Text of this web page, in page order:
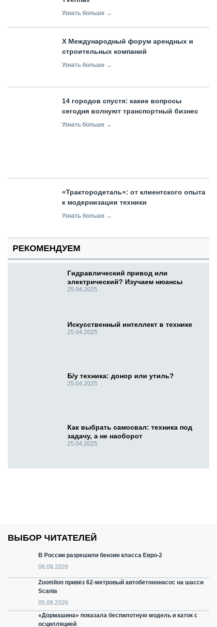
Узнать больше →
X Международный форум арендных и
строительных компаний
Узнать больше →
14 городов спустя: какие вопросы
сегодня волнуют транспортный бизнес
Узнать больше →
«Трактородеталь»: от клиентского опыта
к модернизации техники
Узнать больше →
РЕКОМЕНДУЕМ
Гидравлический привод или
электрический? Изучаем нюансы
25.04.2025
Искусственный интеллект в технике
25.04.2025
Б/у техника: донор или утиль?
25.04.2025
Как выбрать самосвал: техника под
задачу, а не наоборот
25.04.2025
ВЫБОР ЧИТАТЕЛЕЙ
В России разрешили бензин класса Евро-2
06.08.2026
Zoomlion привёз 62-метровый автобетононасос на шасси
Scania
05.08.2026
«Дормашина» показала беспилотную модель и каток с
осцилляцией